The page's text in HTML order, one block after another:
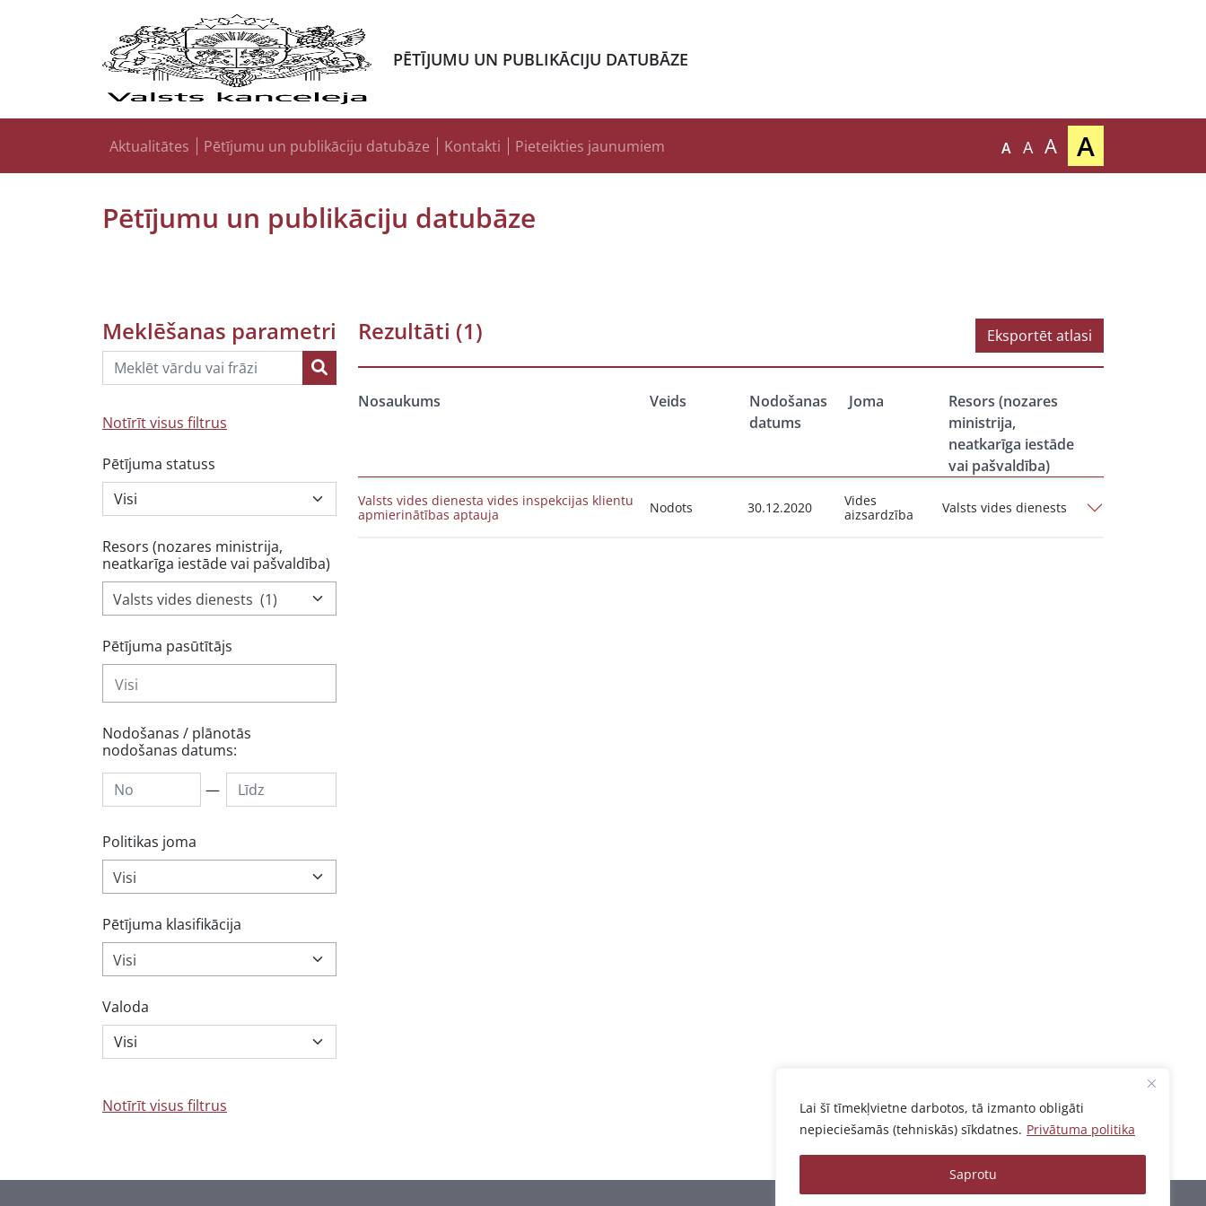
Lai šī tīmekļvietne darbotos, tā izmanto obligāti
nepieciešamās (tehniskās) sīkdatnes. Privātuma politika
Saprotu
PĒTĪJUMU UN PUBLIKĀCIJU DATUBĀZE
Aktualitātes Pētījumu un publikāciju datubāze Kontakti Pieteikties jaunumiem A A A
A
Pētījumu un publikāciju datubāze
Meklēšanas parametri
Notīrīt visus filtrus
Pētījuma statuss
Resors (nozares ministrija,
neatkarīga iestāde vai pašvaldība)
Valsts vides dienests (1)
Pētījuma pasūtītājs
Nodošanas / plānotās
nodošanas datums:
—
Politikas joma
Visi
Pētījuma klasifikācija
Visi
Valoda
Notīrīt visus filtrus
Rezultāti (1) Eksportēt atlasi
Nosaukums Veids
Nodošanas
datums
Joma
Resors (nozares
ministrija,
neatkarīga iestāde
vai pašvaldība)
Valsts vides dienesta vides inspekcijas klientu
apmierinātības aptauja
Nodots 30.12.2020
Vides
aizsardzība
Valsts vides dienests